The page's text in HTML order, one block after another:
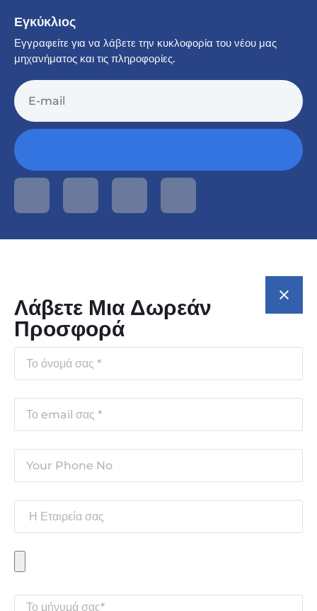
Εγκύκλιος
Εγγραφείτε για να λάβετε την κυκλοφορία του νέου μας
μηχανήματος και τις πληροφορίες.
Λάβετε Μια Δωρεάν
Προσφορά